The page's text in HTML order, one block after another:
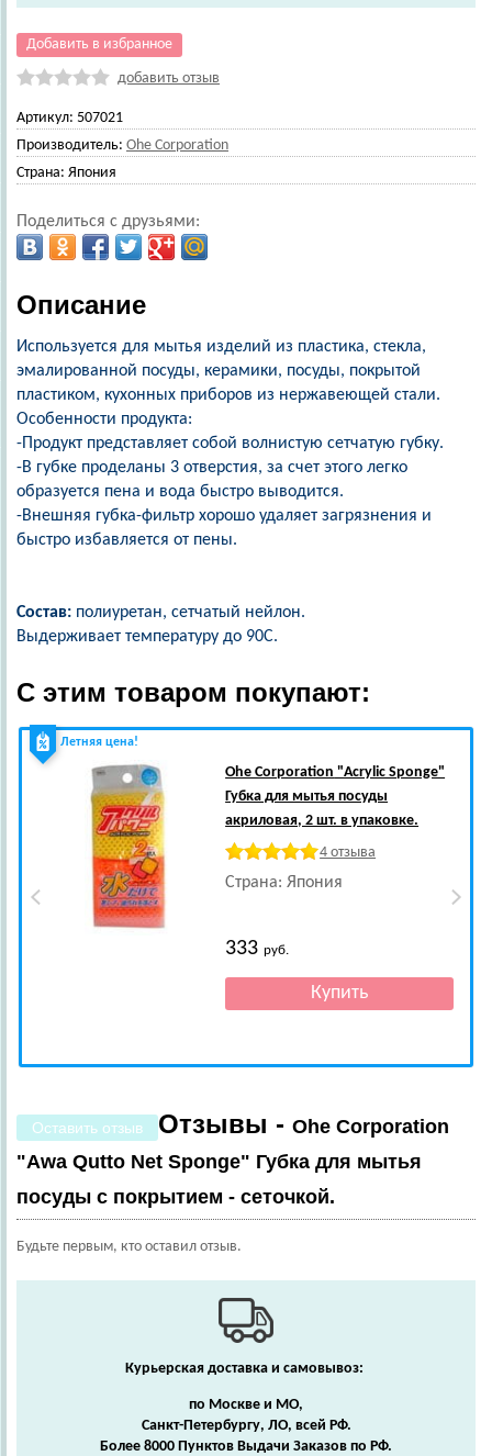
Добавить в избранное
добавить отзыв
Артикул: 507021
Производитель: Ohe Corporation
Страна: Япония
Поделиться с друзьями:
Описание
Используется для мытья изделий из пластика, стекла,
эмалированной посуды, керамики, посуды, покрытой
пластиком, кухонных приборов из нержавеющей стали.
Особенности продукта:
-Продукт представляет собой волнистую сетчатую губку.
-В губке проделаны 3 отверстия, за счет этого легко
образуется пена и вода быстро выводится.
-Внешняя губка-фильтр хорошо удаляет загрязнения и
быстро избавляется от пены.
Состав: полиуретан, сетчатый нейлон.
Выдерживает температуру до 90С.
С этим товаром покупают:
Летняя цена!
Ohe Corporation "Acrylic Sponge"
Губка для мытья посуды
акриловая, 2 шт. в упаковке.
4 отзыва
Страна: Япония
333руб.
Оставить отзыв Отзывы - Ohe Corporation
"Awa Qutto Net Sponge" Губка для мытья
посуды с покрытием - сеточкой.
Будьте первым, кто оставил отзыв.
Курьерская доставка и самовывоз:
по Москве и МО,
Санкт-Петербургу, ЛО, всей РФ.
Более 8000 Пунктов Выдачи Заказов по РФ.